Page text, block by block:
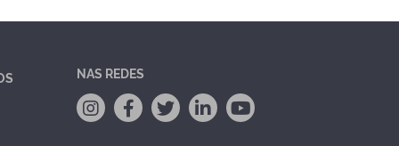
NAS REDES